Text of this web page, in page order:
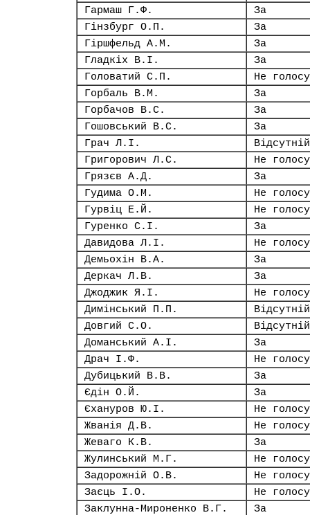
Гармаш Г.Ф.
За
Гінзбург О.П.
За
Гіршфельд А.М.
За
Гладкіх В.І.
За
Головатий С.П.
Не
Горбаль В.М.
За
Горбачов В.С.
За
Гошовський В.С.
За
Грач Л.І.
Відсутній
Григорович Л.С.
Не
Грязєв А.Д.
За
Гудима О.М.
Не
Гурвіц Е.Й.
Не
Гуренко С.І.
За
Давидова Л.І.
Не
Демьохін В.А.
За
Деркач Л.В.
За
Джоджик Я.І.
Не
Димінський П.П.
Відсутній
Довгий С.О.
Відсутній
Доманський А.І.
За
Драч І.Ф.
Не
Дубицький В.В.
За
Єдін О.Й.
За
Єхануров Ю.І.
Не
Жванія Д.В.
Не
Жеваго К.В.
За
Жулинський М.Г.
Не
Задорожній О.В.
Не
Заєць І.О.
Не
Заклунна-Мироненко В.Г.
За